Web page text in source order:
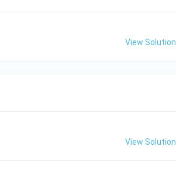
View Solution
View Solution